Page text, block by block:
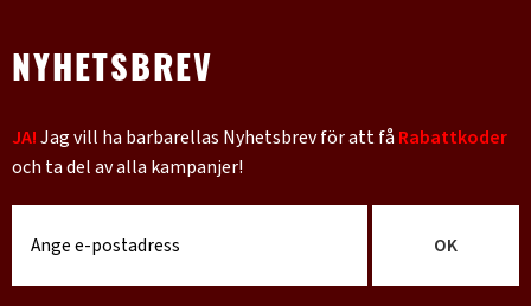
NYHETSBREV
JA!Jag vill ha barbarellas Nyhetsbrev för att fåRabattkoder
och ta del av alla kampanjer!
OK